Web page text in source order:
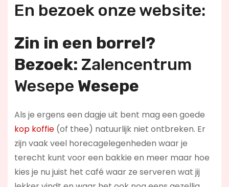
En bezoek onze website:
Zin in een borrel?
Bezoek: Zalencentrum
Wesepe Wesepe
Als je ergens een dagje uit bent mag een goede
kop koffie(of thee) natuurlijk niet ontbreken. Er
zijn vaak veel horecagelegenheden waar je
terecht kunt voor een bakkie en meer maar hoe
kies je nu juist het café waar ze serveren wat jij